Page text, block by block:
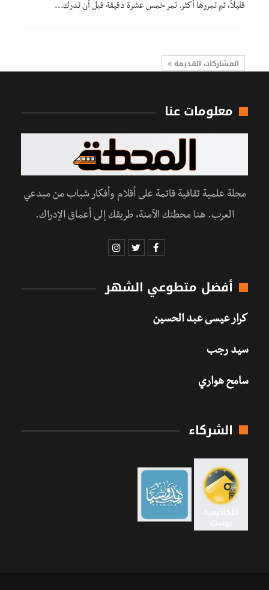
قليلاً، ثم تمررها أكثر. تمر خمس عشرة دقيقة قبل أن تدرك…
المشاركات القديمة
معلومات عنا
مجلة علمية ثقافية قائمة على أقلام وأفكار شباب من مبدعي
العرب. هنا محطتك الآمنة، طريقك إلى أعماق الإدراك.
أفضل متطوعي الشهر
كرار عيسى عبد الحسين
سيد رجب
سامح هواري
الشركاء